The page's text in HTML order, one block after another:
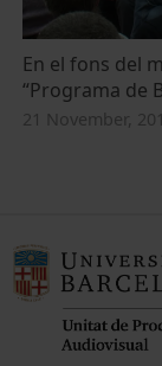
En el fons del
“Programa de
21 November,